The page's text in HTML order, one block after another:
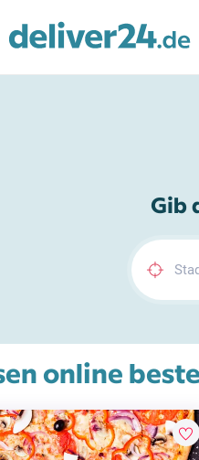
Gib
online